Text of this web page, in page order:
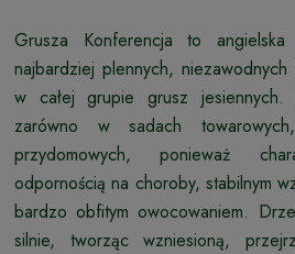
Grusza Konferencja to
najbardziej plennych, niezawodnych
w całej grupie grusz jesiennych.
zarówno w sadach
przydomowych, ponieważ
odpornością na choroby, stabilnym
bardzo obfitym owocowaniem.
silnie, tworząc wzniesioną,